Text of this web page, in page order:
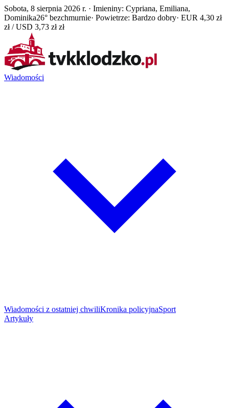
Sobota, 8 sierpnia 2026 r. · Imieniny: Cypriana, Emiliana,
Dominika26° bezchmurnie· Powietrze: Bardzo dobry· EUR 4,30 zł
zł / USD 3,73 zł zł
Wiadomości
Wiadomości z ostatniej chwiliKronika policyjnaSport
Artykuły